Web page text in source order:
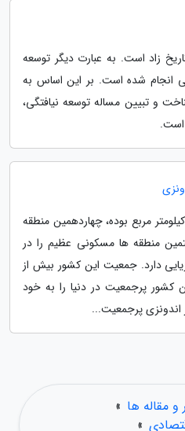
زاد است. به عبارت دیگر توسعه
انجام شده است. بر این اساس به
و تبیین مساله توسعه نیافتگی،
است.
آن بیش از 900 هزار کیلومتر مربع بوده، چهاردهمین منطقه
منطقه ها مسکونی عظیم را در
دارد. جمعیت این کشور بیش از
کشور پرجمعیت در دنیا را به خود
پرجمعیت...
و مقاله ها »
»